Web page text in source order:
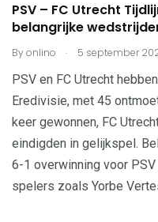
PSV – FC Utrecht
belangrijke
Byonlino . 5 september
PSV en FC Utrecht
Eredivisie, met 45
keer gewonnen, FC
eindigden in gelijkspel.
6-1 overwinning voor
spelers zoals Yorbe